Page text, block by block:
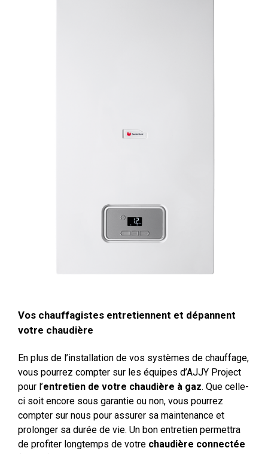
Vos chauffagistes entretiennent et dépannent
votre chaudière
En plus de l’installation de vos systèmes de chauffage,
vous pourrez compter sur les équipes d’AJJY Project
pour l’entretien de votre chaudière à gaz. Que celle-
ci soit encore sous garantie ou non, vous pourrez
compter sur nous pour assurer sa maintenance et
prolonger sa durée de vie. Un bon entretien permettra
de profiter longtemps de votre chaudière connectée